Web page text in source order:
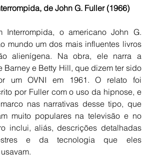
de John G. Fuller (1966)
Interrompida, o americano John G.
mundo um dos mais influentes livros
alienígena. Na obra, ele narra a
Barney e Betty Hill, que dizem ter sido
um OVNI em 1961. O relato foi
por Fuller com o uso da hipnose, e
nas narrativas desse tipo, que
muito populares na televisão e no
inclui, aliás, descrições detalhadas
e da tecnologia que eles